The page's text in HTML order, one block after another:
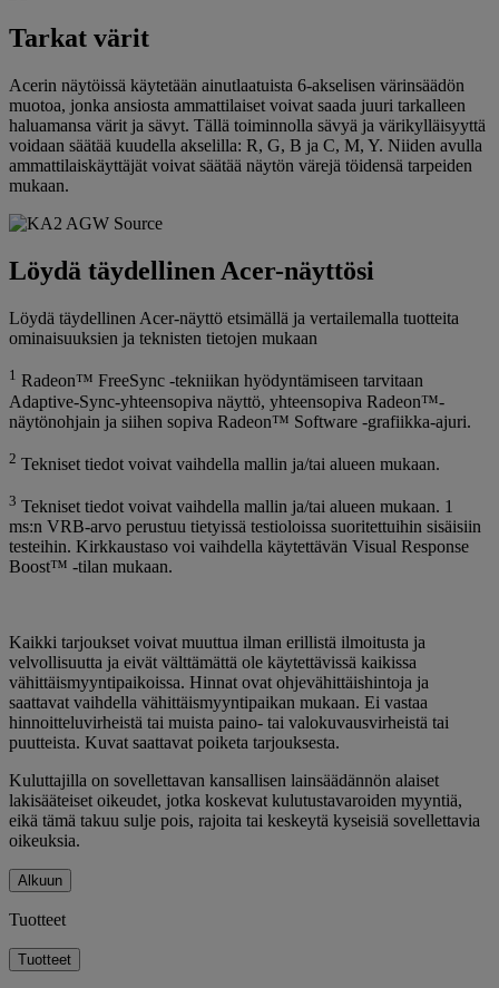
Tarkat värit
Acerin näytöissä käytetään ainutlaatuista 6-akselisen värinsäädön
muotoa, jonka ansiosta ammattilaiset voivat saada juuri tarkalleen
haluamansa värit ja sävyt. Tällä toiminnolla sävyä ja värikylläisyyttä
voidaan säätää kuudella akselilla: R, G, B ja C, M, Y. Niiden avulla
ammattilaiskäyttäjät voivat säätää näytön värejä töidensä tarpeiden
mukaan.
Löydä täydellinen Acer-näyttösi
Löydä täydellinen Acer-näyttö etsimällä ja vertailemalla tuotteita
ominaisuuksien ja teknisten tietojen mukaan
1 Radeon™ FreeSync -tekniikan hyödyntämiseen tarvitaan
Adaptive-Sync-yhteensopiva näyttö, yhteensopiva Radeon™-
näytönohjain ja siihen sopiva Radeon™ Software -grafiikka-ajuri.
2 Tekniset tiedot voivat vaihdella mallin ja/tai alueen mukaan.
3 Tekniset tiedot voivat vaihdella mallin ja/tai alueen mukaan. 1
ms:n VRB-arvo perustuu tietyissä testioloissa suoritettuihin sisäisiin
testeihin. Kirkkaustaso voi vaihdella käytettävän Visual Response
Boost™ -tilan mukaan.
Kaikki tarjoukset voivat muuttua ilman erillistä ilmoitusta ja
velvollisuutta ja eivät välttämättä ole käytettävissä kaikissa
vähittäismyyntipaikoissa. Hinnat ovat ohjevähittäishintoja ja
saattavat vaihdella vähittäismyyntipaikan mukaan. Ei vastaa
hinnoitteluvirheistä tai muista paino- tai valokuvausvirheistä tai
puutteista. Kuvat saattavat poiketa tarjouksesta.
Kuluttajilla on sovellettavan kansallisen lainsäädännön alaiset
lakisääteiset oikeudet, jotka koskevat kulutustavaroiden myyntiä,
eikä tämä takuu sulje pois, rajoita tai keskeytä kyseisiä sovellettavia
oikeuksia.
Alkuun
Tuotteet
Tuotteet